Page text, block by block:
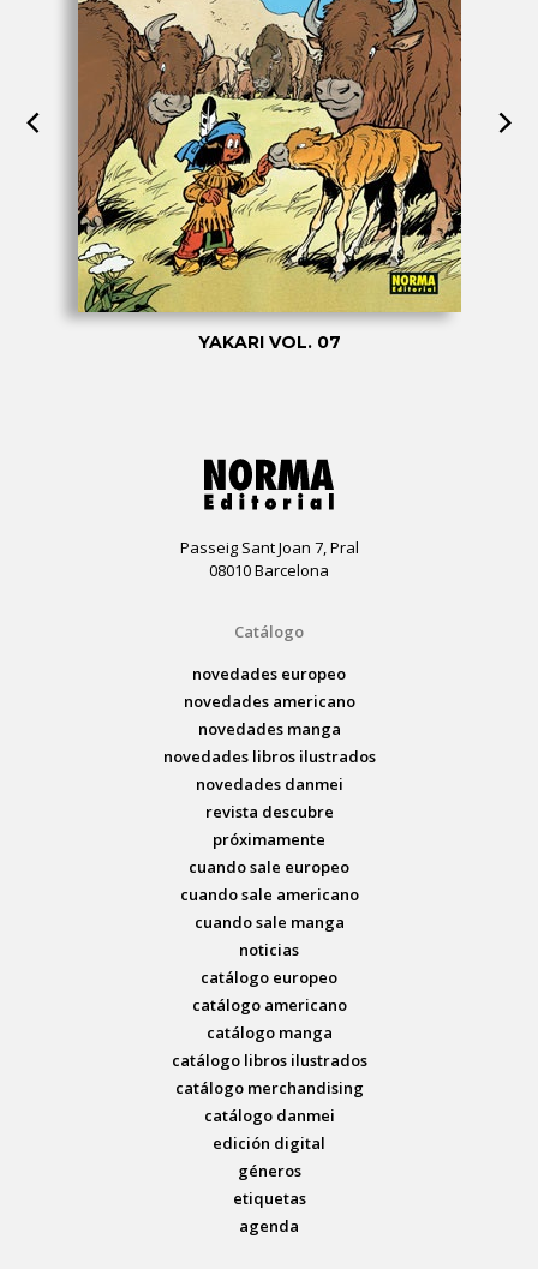
YAKARI VOL. 07
Passeig Sant Joan 7, Pral
08010 Barcelona
Catálogo
novedades europeo
novedades americano
novedades manga
novedades libros ilustrados
novedades danmei
revista descubre
próximamente
cuando sale europeo
cuando sale americano
cuando sale manga
noticias
catálogo europeo
catálogo americano
catálogo manga
catálogo libros ilustrados
catálogo merchandising
catálogo danmei
edición digital
géneros
etiquetas
agenda